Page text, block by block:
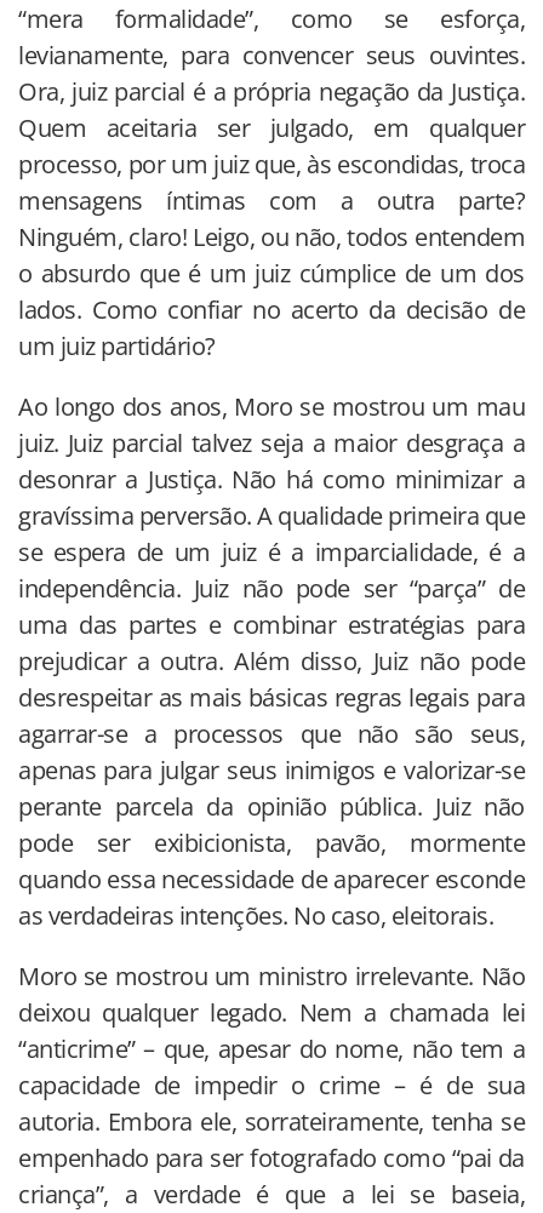
“mera formalidade”, como se esforça,
levianamente, para convencer seus ouvintes.
Ora, juiz parcial é a própria negação da Justiça.
Quem aceitaria ser julgado, em qualquer
processo, por um juiz que, às escondidas, troca
mensagens íntimas com a outra parte?
Ninguém, claro! Leigo, ou não, todos entendem
o absurdo que é um juiz cúmplice de um dos
lados. Como confiar no acerto da decisão de
um juiz partidário?
Ao longo dos anos, Moro se mostrou um mau
juiz. Juiz parcial talvez seja a maior desgraça a
desonrar a Justiça. Não há como minimizar a
gravíssima perversão. A qualidade primeira que
se espera de um juiz é a imparcialidade, é a
independência. Juiz não pode ser “parça” de
uma das partes e combinar estratégias para
prejudicar a outra. Além disso, Juiz não pode
desrespeitar as mais básicas regras legais para
agarrar-se a processos que não são seus,
apenas para julgar seus inimigos e valorizar-se
perante parcela da opinião pública. Juiz não
pode ser exibicionista, pavão, mormente
quando essa necessidade de aparecer esconde
as verdadeiras intenções. No caso, eleitorais.
Moro se mostrou um ministro irrelevante. Não
deixou qualquer legado. Nem a chamada lei
“anticrime” – que, apesar do nome, não tem a
capacidade de impedir o crime – é de sua
autoria. Embora ele, sorrateiramente, tenha se
empenhado para ser fotografado como “pai da
criança”, a verdade é que a lei se baseia,